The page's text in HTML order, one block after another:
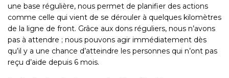
une base régulière, nous permet de planifier des actions
comme celle qui vient de se dérouler à quelques kilomètres
de la ligne de front. Grâce aux dons réguliers, nous n’avons
pas à attendre ; nous pouvons agir immédiatement dès
qu’il y a une chance d’atteindre les personnes qui n’ont pas
reçu d’aide depuis 6 mois.